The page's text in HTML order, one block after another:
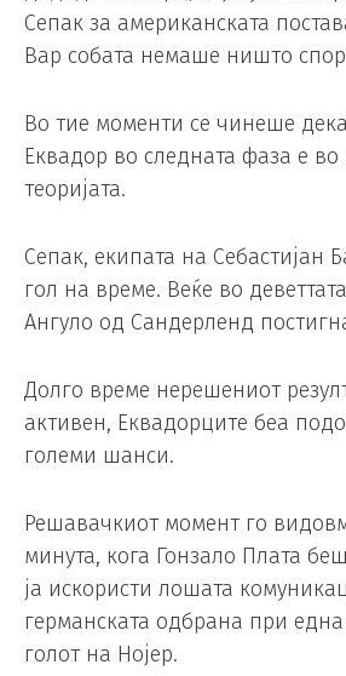
Сепак за американската
Вар собата немаше ништо
Во тие моменти се чинеше
Еквадор во следната фаза е
теоријата.
Сепак, екипата на Себастијан
гол на време. Веќе во
Ангуло од Сандерленд
Долго време нерешениот
активен, Еквадорците беа
големи шанси.
Решавачкиот момент го
минута, кога Гонзало Плата
ја искористи лошата
германската одбрана при
голот на Нојер.